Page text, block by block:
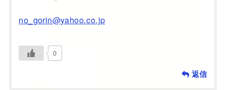
no_gorin@yahoo.co.jp
0
返信